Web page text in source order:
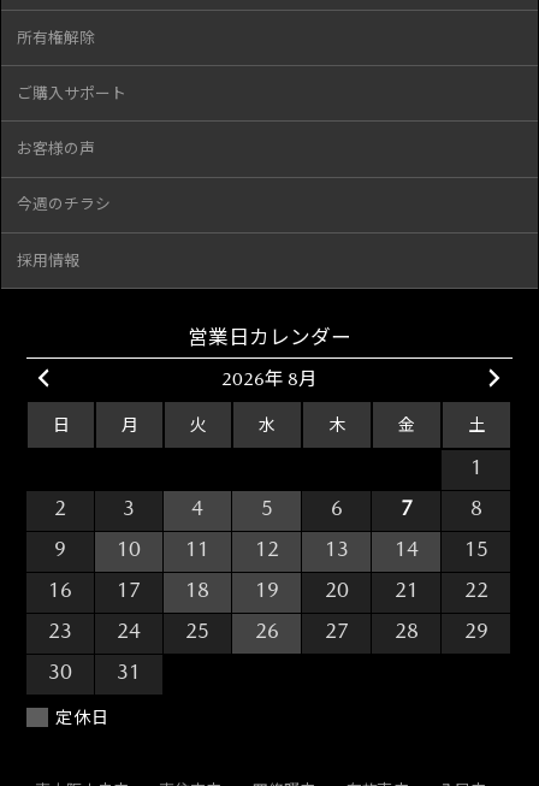
所有権解除
ご購入サポート
お客様の声
今週のチラシ
採用情報
営業日カレンダー
2026年 8月
日 月 火 水 木 金 土
1
2
3 4 5 6 7
8
9
10 11 12 13 14
15
16
17 18 19 20 21
22
23
24 25 26 27 28
29
30
31
定休日